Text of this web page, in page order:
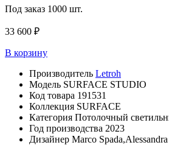
Под заказ 1000 шт.
33 600 ₽
В корзину
Производитель Letroh
Модель SURFACE STUDIO
Код товара 191531
Коллекция SURFACE
Категория Потолочный
Год производства 2023
Дизайнер Marco